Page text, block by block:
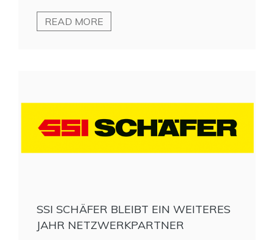
READ MORE
SSI SCHÄFER BLEIBT EIN WEITERES
JAHR NETZWERKPARTNER